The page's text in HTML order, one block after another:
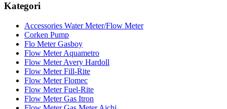
Kategori
Accessories Water Meter/Flow Meter
Corken Pump
Flo Meter Gasboy
Flow Meter Aquametro
Flow Meter Avery Hardoll
Flow Meter Fill-Rite
Flow Meter Flomec
Flow Meter Fuel-Rite
Flow Meter Gas Itron